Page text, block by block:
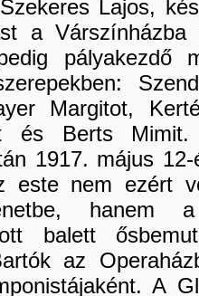
Lajos,
a
pályakezdő
Margitot,
és Berts
1917. május
este nem ezért
hanem
balett
az
A